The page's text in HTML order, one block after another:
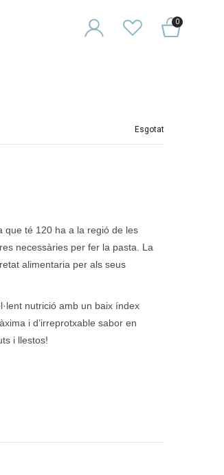
0
Esgotat
que té 120 ha a la regió de les
necessàries per fer la pasta. La
alimentaria per als seus
nutrició amb un baix índex
i d’irreprotxable sabor en
i llestos!